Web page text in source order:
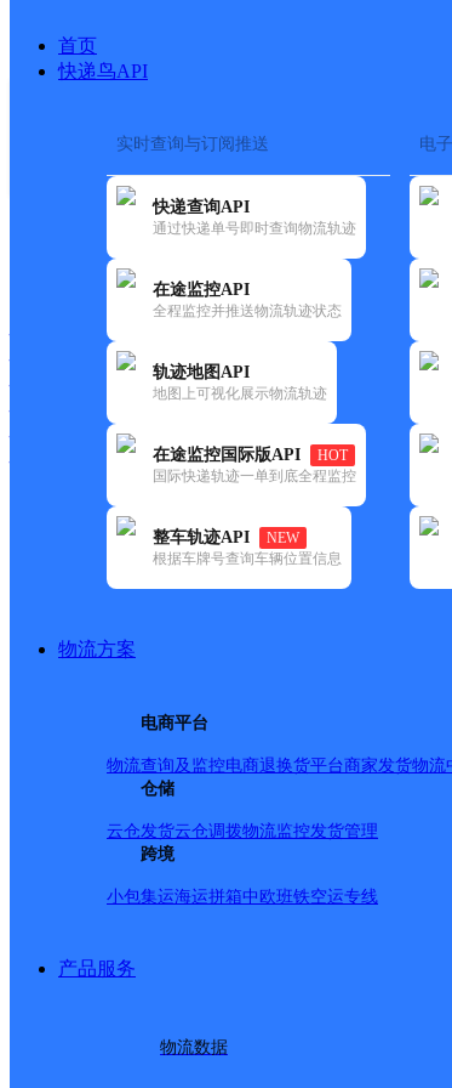
首页
快递鸟API
实时查询与订阅推送
快递查询API
通过快递单号即时查询物流轨迹
在途监控API
全程监控并推送物流轨迹状态
轨迹地图API
地图上可视化展示物流轨迹
在途监控国际版API
HOT
国际快递轨迹一单到底全程监控
整车轨迹API
NEW
根据车牌号查询车辆位置信息
电
物流方案
电商平台
物流查询及监控电商退换货平台商家发货物流
仓储
云仓发货云仓调拨物流监控发货管理
跨境
小包集运海运拼箱中欧班铁空运专线
产品服务
物流数据
快递大全 > 快递网点
快递大全 快运大全
城市：合肥市 ✕ 快递：天地华宇 ✕
清空已选
通快递(52)
更多号码地址：九顶山路与奎河路交口
详情
更多号码地址：安徽省合肥市庐阳区砀山